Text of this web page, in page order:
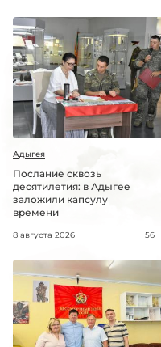
Адыгея
Послание сквозь
десятилетия: в Адыгее
заложили капсулу
времени
8 августа 2026 56